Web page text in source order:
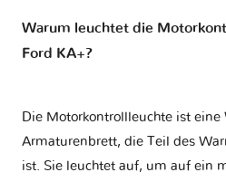
Warum leuchtet die
Ford KA+?
Die Motorkontrollleuchte ist eine
Armaturenbrett, die Teil des
ist. Sie leuchtet auf, um auf ein